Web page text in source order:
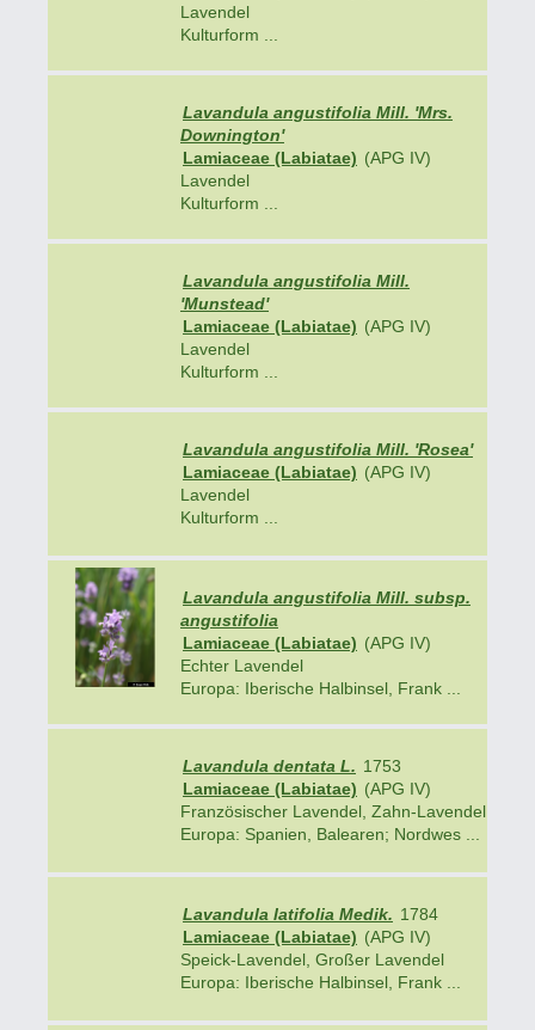
Lavendel
Kulturform ...
Lavandula angustifolia Mill. 'Mrs.
Downington'
Lamiaceae (Labiatae) (APG IV)
Lavendel
Kulturform ...
Lavandula angustifolia Mill.
'Munstead'
Lamiaceae (Labiatae) (APG IV)
Lavendel
Kulturform ...
Lavandula angustifolia Mill. 'Rosea'
Lamiaceae (Labiatae) (APG IV)
Lavendel
Kulturform ...
Lavandula angustifolia Mill. subsp.
angustifolia
Lamiaceae (Labiatae) (APG IV)
Echter Lavendel
Europa: Iberische Halbinsel, Frank ...
Lavandula dentata L. 1753
Lamiaceae (Labiatae) (APG IV)
Französischer Lavendel, Zahn-Lavendel
Europa: Spanien, Balearen; Nordwes ...
Lavandula latifolia Medik. 1784
Lamiaceae (Labiatae) (APG IV)
Speick-Lavendel, Großer Lavendel
Europa: Iberische Halbinsel, Frank ...